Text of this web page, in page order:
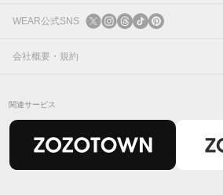
ログイン
新規会員登録
WEAR公式SNS
X
会社概要・規約
関連サービス